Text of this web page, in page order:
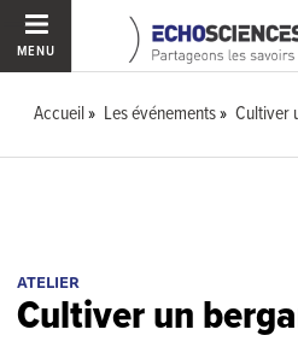
MENU
Accueil Les événements Cultiver
ATELIER
Cultiver un